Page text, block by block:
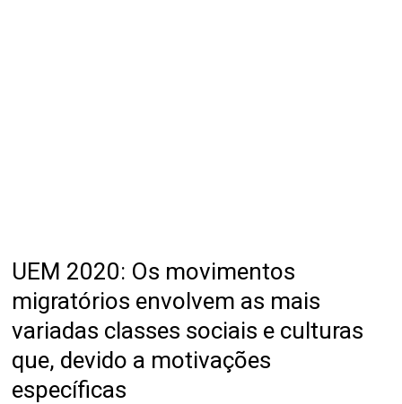
UEM 2020: Os movimentos
migratórios envolvem as mais
variadas classes sociais e culturas
que, devido a motivações
específicas